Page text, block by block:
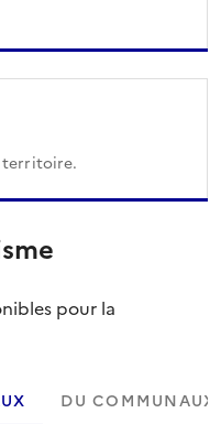
territoire.
pour la
DU COMMUNAUX